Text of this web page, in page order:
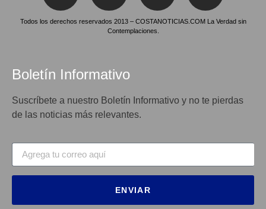
Todos los derechos reservados 2013 – COSTANOTICIAS.COM La Verdad sin
Contemplaciones.
Boletín Informativo
Suscríbete a nuestro Boletín Informativo y no te pierdas
de las noticias más relevantes.
ENVIAR